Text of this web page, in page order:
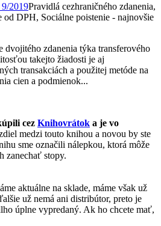
2019Pravidlá cezhraničného zdanenia,
DPH, Sociálne poistenie - najnovšie
dvojitého zdanenia týka transferového
takejto žiadosti je aj
transakciách a použitej metóde na
cien a podmienok...
cez Knihovrátok a je vo
medzi touto knihou a novou by ste
sme označili nálepkou, ktorá môže
zanechať stopy.
aktuálne na sklade, máme však už
už nemá ani distribútor, preto je
úplne vypredaný. Ak ho chcete mať,